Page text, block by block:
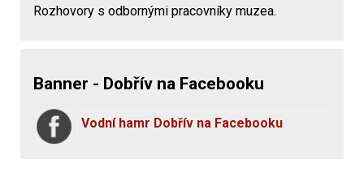
Rozhovory s odbornými pracovníky muzea.
Banner - Dobřív na Facebooku
Vodní hamr Dobřív na Facebooku